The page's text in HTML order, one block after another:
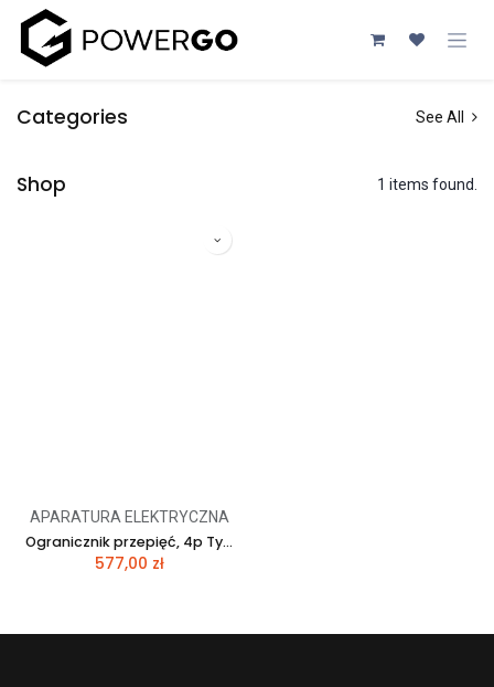
Przejdź do zawartości
Categories See All
Shop 1 items found.
APARATURA ELEKTRYCZNA
Ogranicznik przepięć, 4p Typ 1+2 (kl. B+C) typ V50-3+NPE-280
577,00 zł